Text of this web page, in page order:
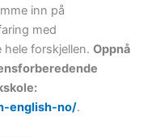
inn på
med
hele forskjellen.Oppnå
english-no/.